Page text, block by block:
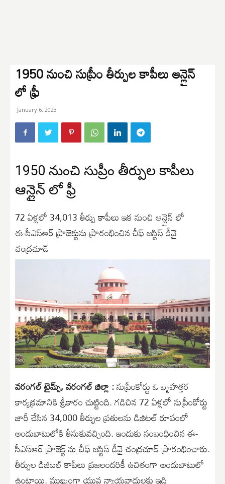
1950 నుంచి సుప్రీం తీర్పుల కాపీలు ఆన్లైన్
లో ఫ్రీ
January 6, 2023
1950 నుంచి సుప్రీం తీర్పుల కాపీలు
ఆన్లైన్ లో ఫ్రీ
72 ఏళ్లలో 34,013 తీర్పు కాపీలు ఇక నుంచి ఆన్లైన్ లో
ఈ-సీఎస్ఆర్ ప్రాజెక్టును ప్రారంభించిన చీఫ్ జస్టిస్ డీవై
చంద్రచూడ్
వరంగల్ టైమ్స్, వరంగల్ జిల్లా :సుప్రీంకోర్టు ఓ బృహత్తర
కార్యక్రమానికి శ్రీకారం చుట్టింది. గడిచిన 72 ఏళ్లలో సుప్రీంకోర్టు
జారీ చేసిన 34,000 తీర్పుల ప్రతులను డిజిటల్ రూపంలో
అందుబాటులోకి తీసుకువచ్చింది. ఇందుకు సంబంధించిన ఈ-
సీఎస్ఆర్ ప్రాజెక్ట్ ను చీఫ్ జస్టిస్ డీవై చంద్రచూడ్ ప్రారంభించారు.
తీర్పుల డిజిటల్ కాపీలు ప్రజలందరికీ ఉచితంగా అందుబాటులో
ఉంటాయి. ముఖ్యంగా యువ న్యాయవాదులకు ఇది